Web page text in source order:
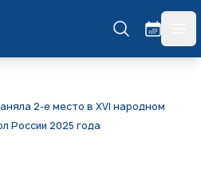
2-е место в XVI народном
России 2025 года